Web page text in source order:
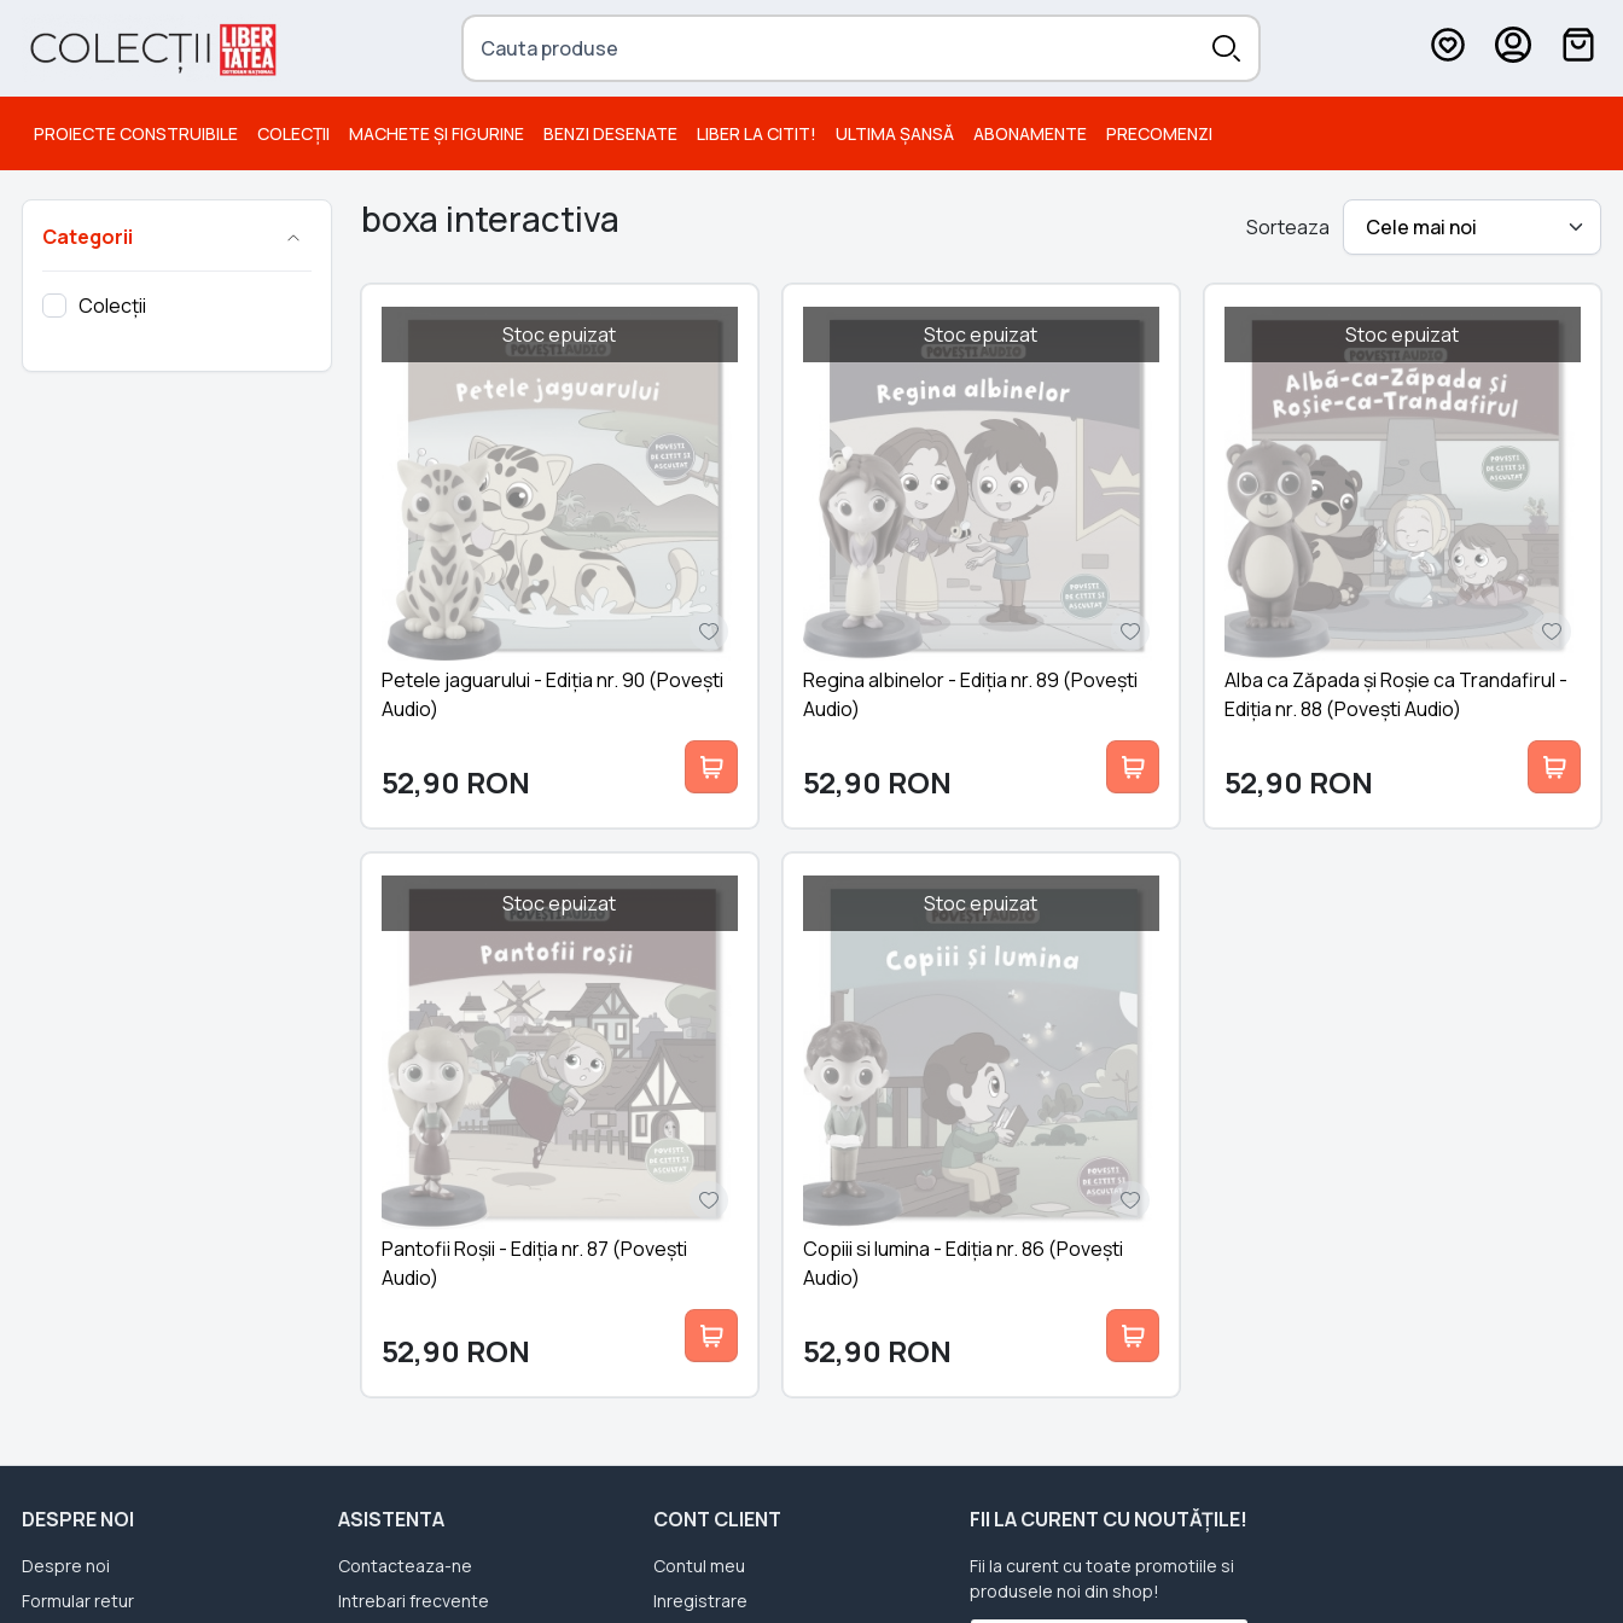
PROIECTE CONSTRUIBILE COLECȚII MACHETE ȘI FIGURINE BENZI DESENATE LIBER LA CITIT! ULTIMA ȘANSĂ ABONAMENTE PRECOMENZI
Categorii
Colecții
boxa interactiva Sorteaza
Stoc epuizat
Petele jaguarului - Ediția nr. 90 (Povești
Audio)
52,90 RON
Stoc epuizat
Regina albinelor - Ediția nr. 89 (Povești
Audio)
52,90 RON
Stoc epuizat
Alba ca Zăpada și Roșie ca Trandafirul -
Ediția nr. 88 (Povești Audio)
52,90 RON
Stoc epuizat
Pantofii Roșii - Ediția nr. 87 (Povești
Audio)
52,90 RON
Stoc epuizat
Copiii si lumina - Ediția nr. 86 (Povești
Audio)
52,90 RON
DESPRE NOI
Despre noi
Formular retur
ASISTENTA
Contacteaza-ne
Intrebari frecvente
CONT CLIENT
Contul meu
Inregistrare
FII LA CURENT CU NOUTĂȚILE!
Fii la curent cu toate promotiile si
produsele noi din shop!